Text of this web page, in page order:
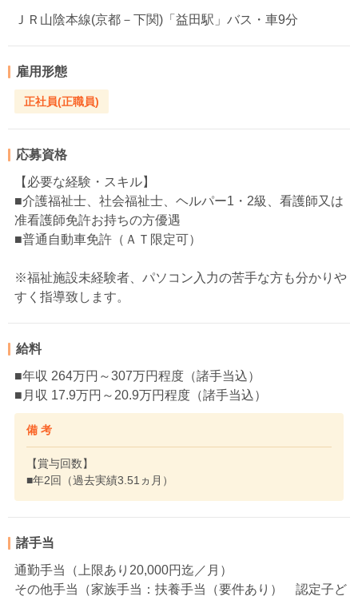
ＪＲ山陰本線(京都－下関)「益田駅」バス・車9分
雇用形態
正社員(正職員)
応募資格
【必要な経験・スキル】
■介護福祉士、社会福祉士、ヘルパー1・2級、看護師又は
准看護師免許お持ちの方優遇
■普通自動車免許（ＡＴ限定可）
※福祉施設未経験者、パソコン入力の苦手な方も分かりや
すく指導致します。
給料
■年収 264万円～307万円程度（諸手当込）
■月収 17.9万円～20.9万円程度（諸手当込）
備 考
【賞与回数】
■年2回（過去実績3.51ヵ月）
諸手当
通勤手当（上限あり20,000円迄／月）
その他手当（家族手当：扶養手当（要件あり） 認定子ど